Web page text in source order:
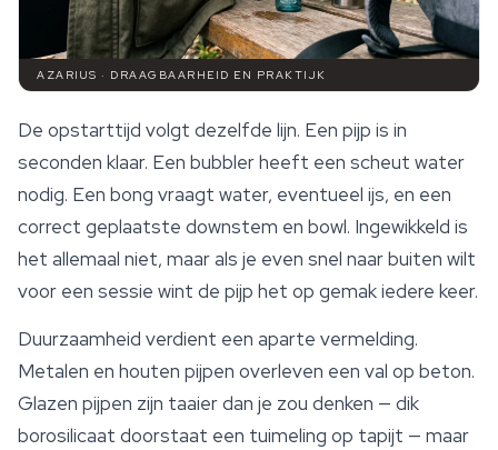
AZARIUS · DRAAGBAARHEID EN PRAKTIJK
De opstarttijd volgt dezelfde lijn. Een pijp is in
seconden klaar. Een bubbler heeft een scheut water
nodig. Een bong vraagt water, eventueel ijs, en een
correct geplaatste downstem en bowl. Ingewikkeld is
het allemaal niet, maar als je even snel naar buiten wilt
voor een sessie wint de pijp het op gemak iedere keer.
Duurzaamheid verdient een aparte vermelding.
Metalen en houten pijpen overleven een val op beton.
Glazen pijpen zijn taaier dan je zou denken — dik
borosilicaat doorstaat een tuimeling op tapijt — maar